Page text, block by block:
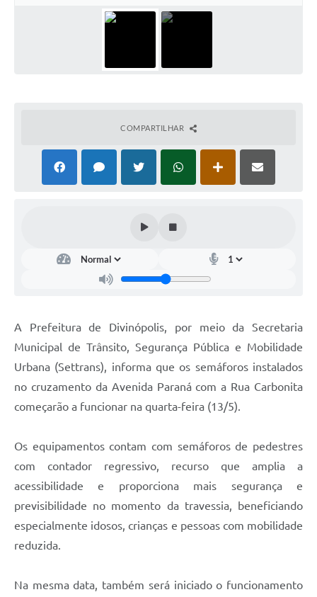
COMPARTILHAR
A Prefeitura de Divinópolis, por meio da Secretaria
Municipal de Trânsito, Segurança Pública e Mobilidade
Urbana (Settrans), informa que os semáforos instalados
no cruzamento da Avenida Paraná com a Rua Carbonita
começarão a funcionar na quarta-feira (13/5).
Os equipamentos contam com semáforos de pedestres
com contador regressivo, recurso que amplia a
acessibilidade e proporciona mais segurança e
previsibilidade no momento da travessia, beneficiando
especialmente idosos, crianças e pessoas com mobilidade
reduzida.
Na mesma data, também será iniciado o funcionamento